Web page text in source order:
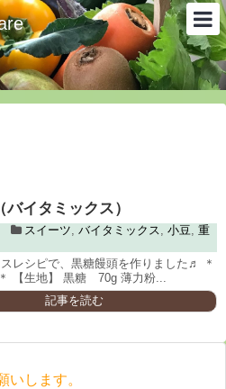
イタミックス）
スイーツ, バイタミックス, 小豆, 重
レシピで、黒糖饅頭を作りました♬ ＊
【生地】 黒糖 70g 薄力粉...
記事を読む
いします。